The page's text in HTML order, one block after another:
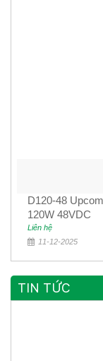
D120-48
120W 48VDC
Liên hệ
11-12-2025
TIN TỨC